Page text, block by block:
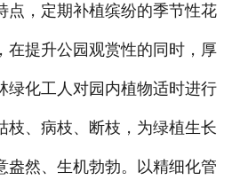
点，定期补植缤纷的季节性花
在提升公园观赏性的同时，厚
绿化工人对园内植物适时进行
枝、病枝、断枝，为绿植生长
盎然、生机勃勃。以精细化管